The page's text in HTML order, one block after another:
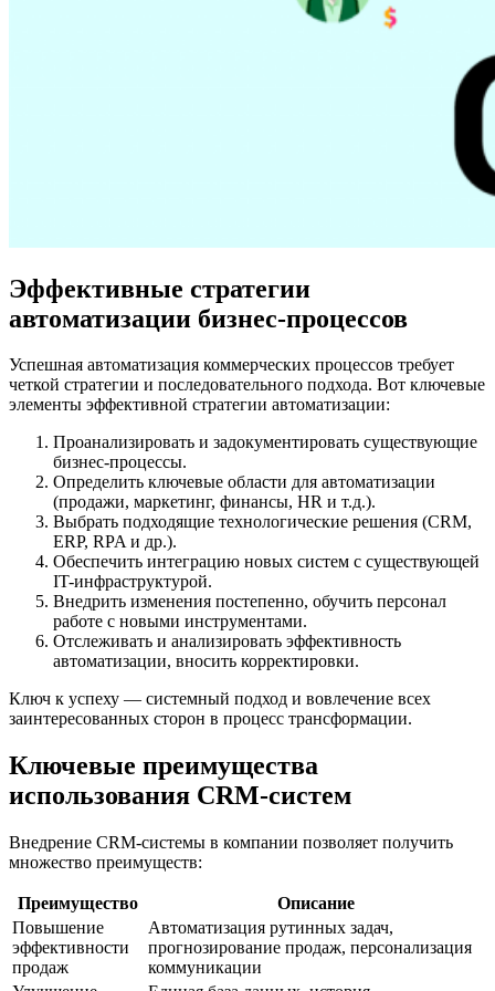
Эффективные стратегии
автоматизации бизнес-процессов
Успешная автоматизация коммерческих процессов требует
четкой стратегии и последовательного подхода. Вот ключевые
элементы эффективной стратегии автоматизации:
Проанализировать и задокументировать существующие
бизнес-процессы.
Определить ключевые области для автоматизации
(продажи, маркетинг, финансы, HR и т.д.).
Выбрать подходящие технологические решения (CRM,
ERP, RPA и др.).
Обеспечить интеграцию новых систем с существующей
IT-инфраструктурой.
Внедрить изменения постепенно, обучить персонал
работе с новыми инструментами.
Отслеживать и анализировать эффективность
автоматизации, вносить корректировки.
Ключ к успеху — системный подход и вовлечение всех
заинтересованных сторон в процесс трансформации.
Ключевые преимущества
использования CRM-систем
Внедрение CRM-системы в компании позволяет получить
множество преимуществ:
Преимущество
Описание
Повышение
эффективности
продаж
Автоматизация рутинных задач,
прогнозирование продаж, персонализация
коммуникации